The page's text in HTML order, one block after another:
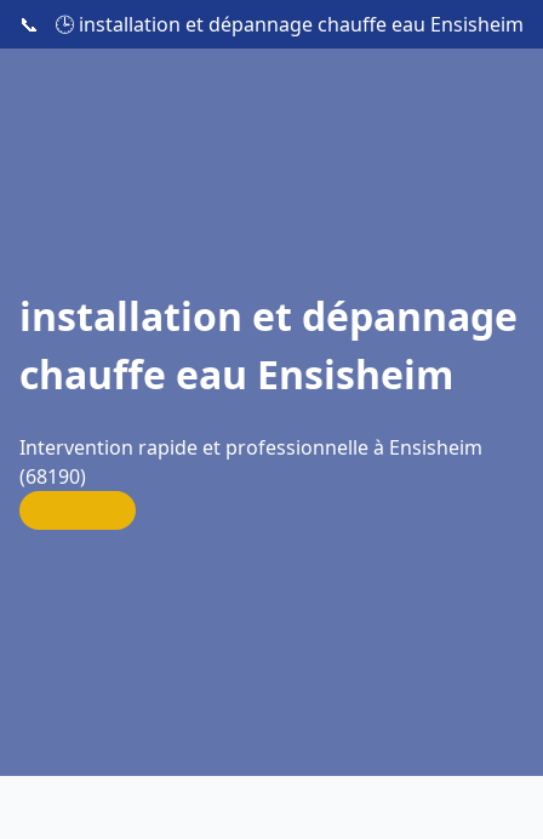
📞 🕒 installation et dépannage chauffe eau Ensisheim
installation et dépannage
chauffe eau Ensisheim
Intervention rapide et professionnelle à Ensisheim
(68190)